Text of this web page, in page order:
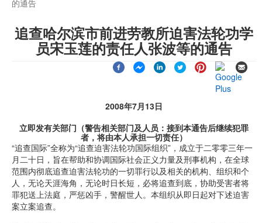
的通告
追查哈尔滨市前进劳教所迫害法轮功学
员宋玉莲的责任人张波等的通告
2008年7月13日
立即发有关部门（警告相关部门及人员：接到本通告后继续犯罪
者，将由本人承担一切责任）
“追查国际”全称为“追查迫害法轮功国际组织”，成立于二零零三年一
月二十日，旨在帮助和协调国际社会正义力量及刑事机构，在全球
范围内彻底追查迫害法轮功的一切罪行以及相关的机构、组织和个
人，无论天涯海角，无论时日长短，必将追查到底，协助受害者将
罪犯送上法庭，严惩凶手，警醒世人。本组织从即日起对下述迫害
案立案追查。